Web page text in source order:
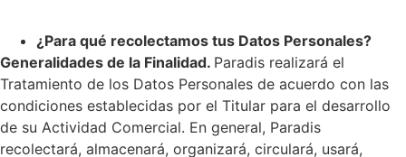
¿Para qué recolectamos tus Datos Personales?
Generalidades de la Finalidad. Paradis realizará el
Tratamiento de los Datos Personales de acuerdo con las
condiciones establecidas por el Titular para el desarrollo
de su Actividad Comercial. En general, Paradis
recolectará, almacenará, organizará, circulará, usará,